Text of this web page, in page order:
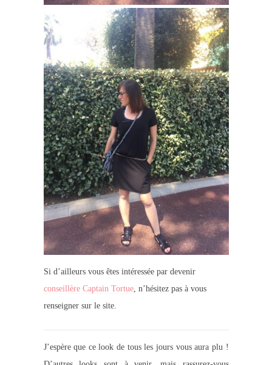
Si d’ailleurs vous êtes intéressée par devenir
conseillère Captain Tortue, n’hésitez pas à vous
renseigner sur le site.
J’espère que ce look de tous les jours vous aura plu !